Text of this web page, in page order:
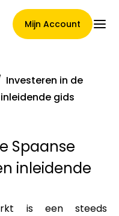
Mijn Account
voor
Investeren in de
gids
Spaanse
inleidende
is een steeds